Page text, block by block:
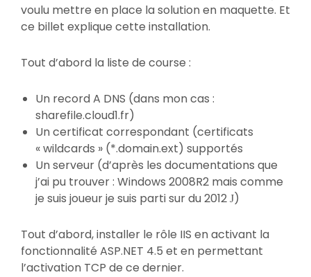
voulu mettre en place la solution en maquette. Et
ce billet explique cette installation.
Tout d’abord la liste de course :
Un record A DNS (dans mon cas :
sharefile.cloud1.fr)
Un certificat correspondant (certificats
« wildcards » (*.domain.ext) supportés
Un serveur (d’après les documentations que
j’ai pu trouver : Windows 2008R2 mais comme
je suis joueur je suis parti sur du 2012 J)
Tout d’abord, installer le rôle IIS en activant la
fonctionnalité ASP.NET 4.5 et en permettant
l’activation TCP de ce dernier.